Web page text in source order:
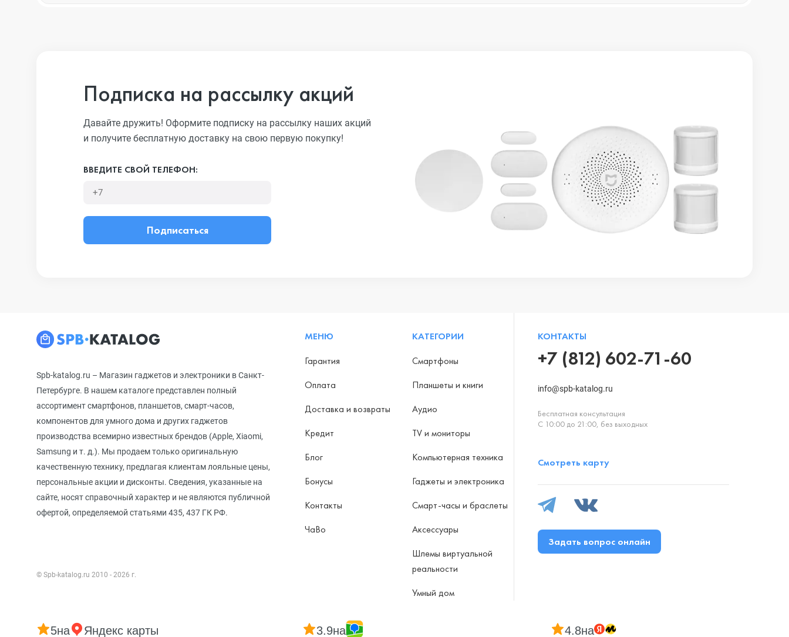
Подписка на рассылку акций
Давайте дружить! Оформите подписку на рассылку наших акций
и получите бесплатную доставку на свою первую покупку!
ВВЕДИТЕ СВОЙ ТЕЛЕФОН:
Подписаться
Spb-katalog.ru – Магазин гаджетов и электроники в Санкт-
Петербурге. В нашем каталоге представлен полный
ассортимент смартфонов, планшетов, смарт-часов,
компонентов для умного дома и других гаджетов
производства всемирно известных брендов (Apple, Xiaomi,
Samsung и т. д.). Мы продаем только оригинальную
качественную технику, предлагая клиентам лояльные цены,
персональные акции и дисконты. Сведения, указанные на
сайте, носят справочный характер и не являются публичной
офертой, определяемой статьями 435, 437 ГК РФ.
© Spb-katalog.ru 2010 - 2026 г.
МЕНЮ
Гарантия
Оплата
Доставка и возвраты
Кредит
Блог
Бонусы
Контакты
ЧаВо
КАТЕГОРИИ
Смартфоны
Планшеты и книги
Аудио
TV и мониторы
Компьютерная техника
Гаджеты и электроника
Смарт-часы и браслеты
Аксессуары
Шлемы виртуальной
реальности
Умный дом
КОНТАКТЫ
+7 (812) 602-71-60
info@spb-katalog.ru
Бесплатная консультация
С 10:00 до 21:00, без выходных
Смотреть карту
Задать вопрос онлайн
5на Яндекс карты 3.9на 4.8на